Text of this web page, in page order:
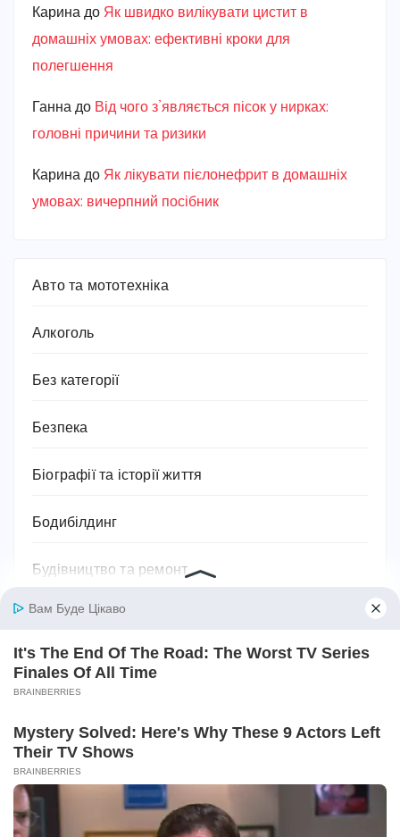
Карина до Як швидко вилікувати цистит в
домашніх умовах: ефективні кроки для
полегшення
Ганна до Від чого з’являється пісок у нирках:
головні причини та ризики
Карина до Як лікувати пієлонефрит в домашніх
умовах: вичерпний посібник
Авто та мототехніка
Алкоголь
Без категорії
Безпека
Біографії та історії життя
Бодибілдинг
Будівництво та ремонт
Ванна кімната
Відносини
Військові теми